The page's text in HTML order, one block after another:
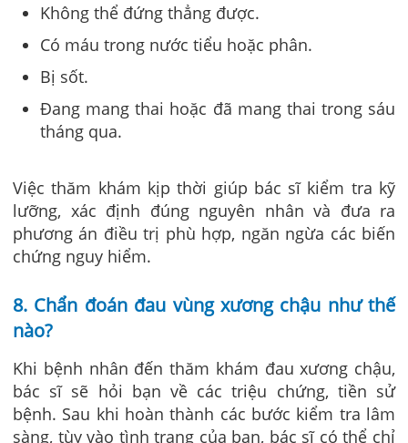
Không thể đứng thẳng được.
Có máu trong nước tiểu hoặc phân.
Bị sốt.
Đang mang thai hoặc đã mang thai trong sáu
tháng qua.
Việc thăm khám kịp thời giúp bác sĩ kiểm tra kỹ
lưỡng, xác định đúng nguyên nhân và đưa ra
phương án điều trị phù hợp, ngăn ngừa các biến
chứng nguy hiểm.
8. Chẩn đoán đau vùng xương chậu như thế
nào?
Khi bệnh nhân đến thăm khám đau xương chậu,
bác sĩ sẽ hỏi bạn về các triệu chứng, tiền sử
bệnh. Sau khi hoàn thành các bước kiểm tra lâm
sàng, tùy vào tình trạng của bạn, bác sĩ có thể chỉ